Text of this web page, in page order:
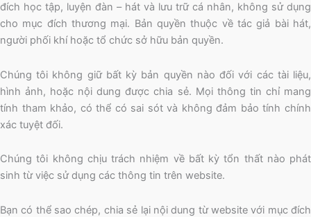
đích học tập, luyện đàn – hát và lưu trữ cá nhân, không sử dụng
cho mục đích thương mại. Bản quyền thuộc về tác giả bài hát,
người phối khí hoặc tổ chức sở hữu bản quyền.
Chúng tôi không giữ bất kỳ bản quyền nào đối với các tài liệu,
hình ảnh, hoặc nội dung được chia sẻ. Mọi thông tin chỉ mang
tính tham khảo, có thể có sai sót và không đảm bảo tính chính
xác tuyệt đối.
Chúng tôi không chịu trách nhiệm về bất kỳ tổn thất nào phát
sinh từ việc sử dụng các thông tin trên website.
Bạn có thể sao chép, chia sẻ lại nội dung từ website với mục đích